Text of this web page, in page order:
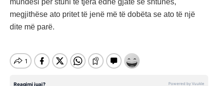
megjithëse ato pritet të jenë më të dobëta se ato të një
dite më parë.